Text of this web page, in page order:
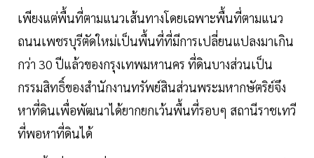
เพียงแต่พื้นที่ตามแนวเส้นทางโดยเฉพาะพื้นที่ตามแนว
ถนนเพชรบุรีตัดใหม่เป็นพื้นที่ที่มีการเปลี่ยนแปลงมาเกิน
กว่า 30 ปีแล้วของกรุงเทพมหานคร ที่ดินบางส่วนเป็น
กรรมสิทธิ์ของสำนักงานทรัพย์สินส่วนพระมหากษัตริย์จึง
หาที่ดินเพื่อพัฒนาได้ยากยกเว้นพื้นที่รอบๆ สถานีราชเทวี
ที่พอหาที่ดินได้